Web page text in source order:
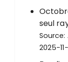
seul
Source:
2025-